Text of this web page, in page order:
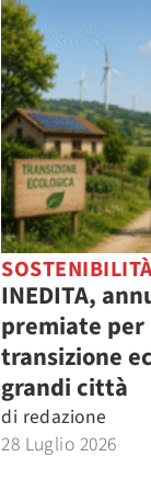
INEDITA,
premiate per
transizione
grandi città
di redazione
28 Luglio 2026